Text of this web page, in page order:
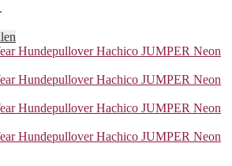
Produkt
mehrere
auf.
Optionen